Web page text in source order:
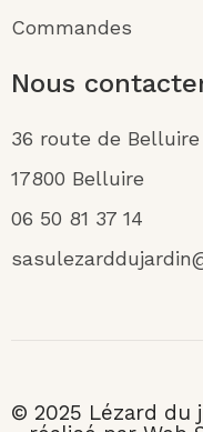
Commandes
Nous
36 route de Belluire
17800 Belluire
06 50 81 37 14
© 2025 Lézard du